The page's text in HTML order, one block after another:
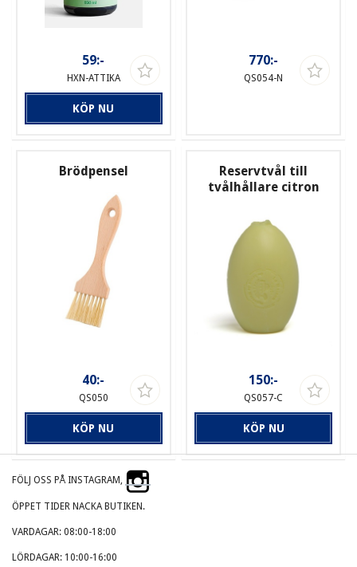
59:-
HXN-ATTIKA
KÖP NU
770:-
QS054-N
Brödpensel
40:-
QS050
KÖP NU
Reservtvål till
tvålhållare citron
150:-
QS057-C
KÖP NU
FÖLJ OSS PÅ INSTAGRAM,
ÖPPET TIDER NACKA BUTIKEN.
VARDAGAR: 08:00-18:00
LÖRDAGAR: 10:00-16:00